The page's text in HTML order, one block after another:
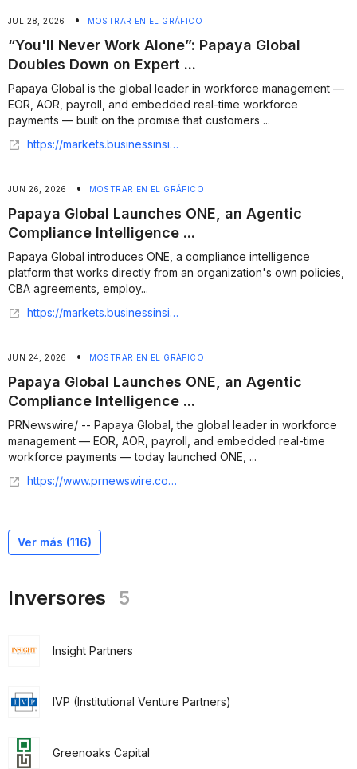
JUL 28, 2026 • MOSTRAR EN EL GRÁFICO
“You'll Never Work Alone”: Papaya Global
Doubles Down on Expert ...
Papaya Global is the global leader in workforce management —
EOR, AOR, payroll, and embedded real-time workforce
payments — built on the promise that customers ...
https://markets.businessinsider.com/news/stocks/you-ll-never-work-alone-papaya-global-doubles-down-on-expert-support-and-launches-360-ai---layer-1036364838
JUN 26, 2026 • MOSTRAR EN EL GRÁFICO
Papaya Global Launches ONE, an Agentic
Compliance Intelligence ...
Papaya Global introduces ONE, a compliance intelligence
platform that works directly from an organization's own policies,
CBA agreements, employ...
https://markets.businessinsider.com/news/stocks/papaya-global-launches-one-an-agentic-compliance-intelligence-platform-tailored-to-each-organization-1036279523
JUN 24, 2026 • MOSTRAR EN EL GRÁFICO
Papaya Global Launches ONE, an Agentic
Compliance Intelligence ...
PRNewswire/ -- Papaya Global, the global leader in workforce
management — EOR, AOR, payroll, and embedded real-time
workforce payments — today launched ONE, ...
https://www.prnewswire.com/news-releases/papaya-global-launches-one-an-agentic-compliance-intelligence-platform-tailored-to-each-organization-302807523.html
Ver más (116)
Inversores 5
Insight Partners
IVP (Institutional Venture Partners)
Greenoaks Capital